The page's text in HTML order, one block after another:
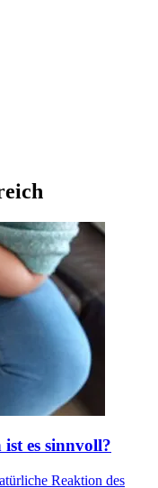
es sinnvoll?
Reaktion des